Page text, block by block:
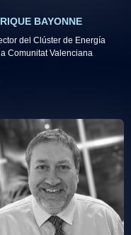
BAYONNE
del Clúster de Energía
Comunitat Valenciana